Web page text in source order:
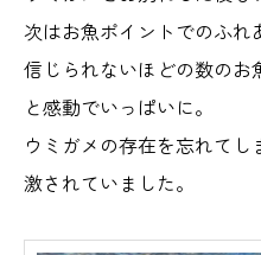
次はお魚ポイントでのふれ
信じられないほどの数のお
と感動でいっぱいに。
ウミガメの存在を忘れて
激されていました。